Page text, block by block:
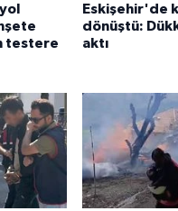
testere
Eskişehir'de
dönüştü:
aktı